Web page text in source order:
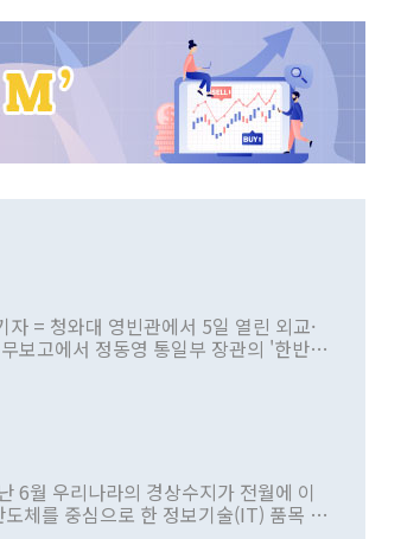
= 청와대 영빈관에서 5일 열린 외교·
보고에서 정동영 통일부 장관의 '한반도
않은 사안을 정책으로 추진하겠다고 공
'이라는 비판을 내놨다. 그동안 정 장
빚은 적은 여러 번 있지만 대통령과 유
입장을 표명한 것은 이례적이다. 정 장
제어해야 한다는 목소리도 높아지고 있
6월 우리나라의 경상수지가 전월에 이
체를 중심으로 한 정보기술(IT) 품목 수